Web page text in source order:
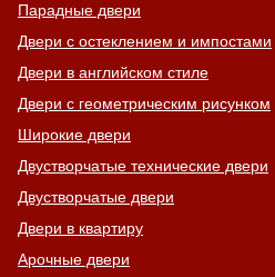
Парадные двери
Двери с остеклением и импостами
Двери в английском стиле
Двери с геометрическим рисунком
Широкие двери
Двустворчатые технические двери
Двустворчатые двери
Двери в квартиру
Арочные двери